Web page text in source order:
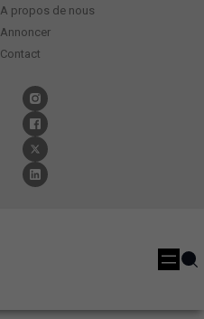
A propos de nous
Annoncer
Contact